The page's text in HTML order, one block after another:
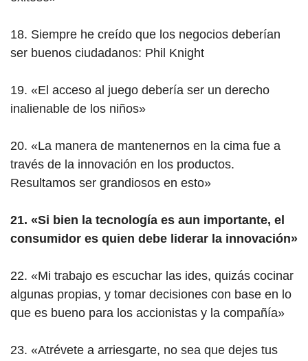
18. Siempre he creído que los negocios deberían
ser buenos ciudadanos: Phil Knight
19. «El acceso al juego debería ser un derecho
inalienable de los niños»
20. «La manera de mantenernos en la cima fue a
través de la innovación en los productos.
Resultamos ser grandiosos en esto»
21. «Si bien la tecnología es aun importante, el
consumidor es quien debe liderar la innovación»
22. «Mi trabajo es escuchar las ides, quizás cocinar
algunas propias, y tomar decisiones con base en lo
que es bueno para los accionistas y la compañía»
23. «Atrévete a arriesgarte, no sea que dejes tus